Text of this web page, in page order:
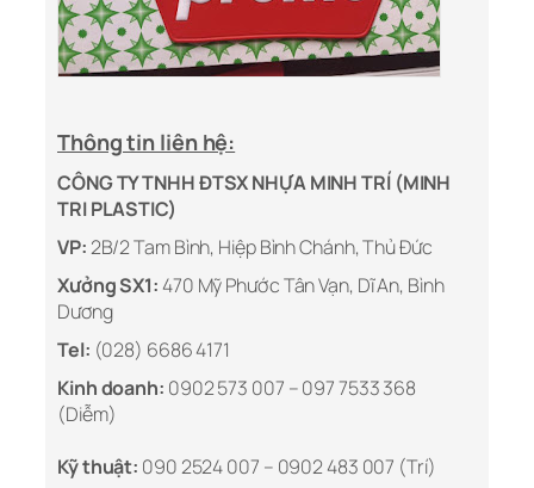
Thông tin liên hệ:
CÔNG TY TNHH ĐTSX NHỰA MINH TRÍ (MINH
TRI PLASTIC)
VP:2B/2 Tam Bình, Hiệp Bình Chánh, Thủ Đức
Xưởng SX1: 470 Mỹ Phước Tân Vạn, Dĩ An, Bình
Dương
Tel: (028) 6686 4171
Kinh doanh: 0902 573 007 – 097 7533 368
(Diễm)
Kỹ thuật: 090 2524 007 – 0902 483 007 (Trí)